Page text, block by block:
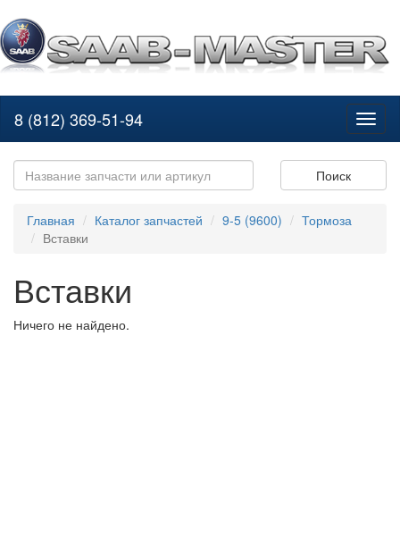
8 (812) 369-51-94
Поиск
Главная Каталог запчастей 9-5 (9600)
Тормоза
Вставки
Вставки
Ничего не найдено.